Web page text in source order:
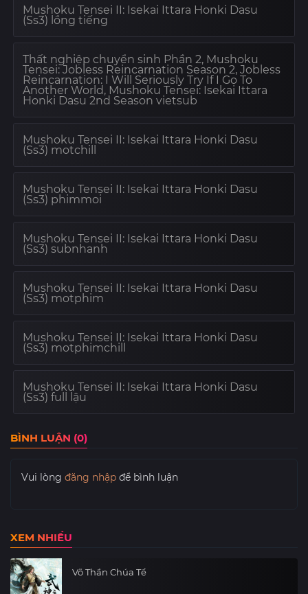
Mushoku Tensei II: Isekai Ittara Honki Dasu
(Ss3) lồng tiếng
Thất nghiệp chuyển sinh Phần 2, Mushoku
Tensei: Jobless Reincarnation Season 2, Jobless
Reincarnation: I Will Seriously Try If I Go To
Another World, Mushoku Tensei: Isekai Ittara
Honki Dasu 2nd Season vietsub
Mushoku Tensei II: Isekai Ittara Honki Dasu
(Ss3) motchill
Mushoku Tensei II: Isekai Ittara Honki Dasu
(Ss3) phimmoi
Mushoku Tensei II: Isekai Ittara Honki Dasu
(Ss3) subnhanh
Mushoku Tensei II: Isekai Ittara Honki Dasu
(Ss3) motphim
Mushoku Tensei II: Isekai Ittara Honki Dasu
(Ss3) motphimchill
Mushoku Tensei II: Isekai Ittara Honki Dasu
(Ss3) full lậu
BÌNH LUẬN (0)
Vui lòng đăng nhập để bình luận
XEM NHIỀU
Võ Thần Chúa Tể